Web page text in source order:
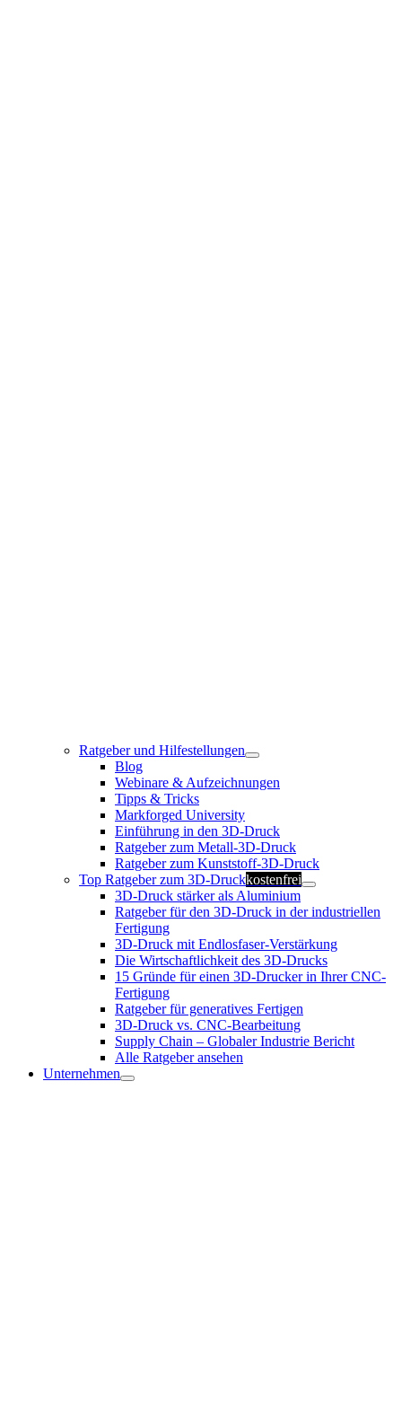
Ratgeber und Hilfestellungen
Blog
Webinare & Aufzeichnungen
Tipps & Tricks
Markforged University
Einführung in den 3D-Druck
Ratgeber zum Metall-3D-Druck
Ratgeber zum Kunststoff-3D-Druck
Top Ratgeber zum 3D-Druckkostenfrei
3D-Druck stärker als Aluminium
Ratgeber für den 3D-Druck in der industriellen
Fertigung
3D-Druck mit Endlosfaser-Verstärkung
Die Wirtschaftlichkeit des 3D-Drucks
15 Gründe für einen 3D-Drucker in Ihrer CNC-
Fertigung
Ratgeber für generatives Fertigen
3D-Druck vs. CNC-Bearbeitung
Supply Chain – Globaler Industrie Bericht
Alle Ratgeber ansehen
Unternehmen